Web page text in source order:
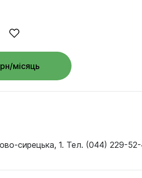
місяць
сирецька, 1. Тел. (044) 229-